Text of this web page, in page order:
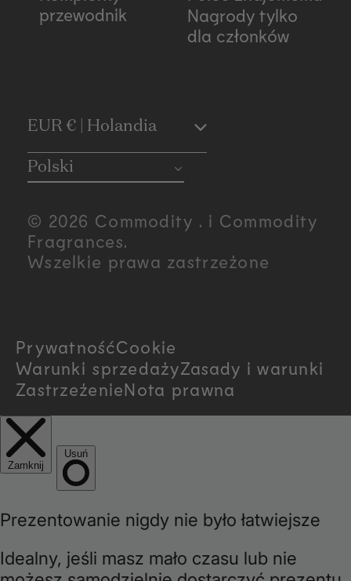
przewodnik
Nagrody tylko
dla członków
C
o
u
n
y
/
r
e
g
i
EUR € | Holandia
Polski
© 2026 Commodity . i Commodity
Fragrances.
Wszelkie prawa zastrzeżone
PrywatnośćCookie
Warunki sprzedażyZasady i warunki
ZastrzeżenieNota prawna